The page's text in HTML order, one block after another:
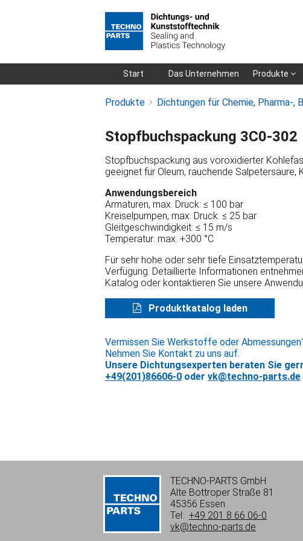
Navigation
Start Das Unternehmen Produkte
Produkte Dichtungen für Chemie, Pharma-,
Stopfbuchspackung 3C0-302
Stopfbuchspackung aus voroxidierter
geeignet für Oleum, rauchende Salpetersäure,
Anwendungsbereich
Armaturen, max. Druck: ≤ 100 bar
Kreiselpumpen, max. Druck: ≤ 25 bar
Gleitgeschwindigkeit: ≤ 15 m/s
Temperatur: max. +300 °C
Für sehr hohe oder sehr tiefe
Verfügung. Detaillierte Informationen
Katalog oder kontaktieren Sie unsere
Produktkatalog laden
Vermissen Sie Werkstoffe oder
Nehmen Sie Kontakt zu uns auf.
Unsere Dichtungsexperten beraten Sie
+49(201)86606-0 oder vk@techno-parts.de
TECHNO-PARTS GmbH
Alte Bottroper Straße 81
45356 Essen
Tel: +49 201 8 66 06-0
vk@techno-parts.de